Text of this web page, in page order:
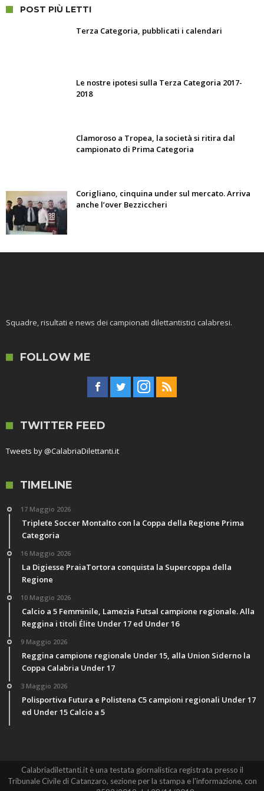
POST PIÙ LETTI
Terza Categoria, pubblicati i calendari
Le nostre ipotesi sulla Terza Categoria 2017-
2018
Clamoroso a Tropea, la società si ritira dal
campionato di Prima Categoria
Corigliano, cinquina under sul mercato. Arriva
anche l’over Bezziccheri
Squadre, risultati e news dei campionati dilettantistici calabresi.
FOLLOW ME
TWITTER FEED
Tweets by @CalabriaDilettanti.it
TIMELINE
17 Maggio 2026
Triplete Soccer Montalto con la Coppa della Regione Prima
Categoria
16 Maggio 2026
La Digiesse PraiaTortora conquista la Supercoppa della
Regione
10 Maggio 2026
Calcio a 5 Femminile, Lamezia Futsal campione regionale. Alla
Reggina i titoli Élite Under 17 ed Under 16
9 Maggio 2026
Reggina campione regionale Under 15, alla Union Siderno la
Coppa Calabria Under 17
3 Maggio 2026
Polisportiva Futura e Polistena C5 campioni regionali Under 17
ed Under 15 Calcio a 5
Calabriadilettanti.it è una testata giornalistica registrata presso il
Tribunale Civile di Catanzaro, sezione per la stampa e l'informazione, con